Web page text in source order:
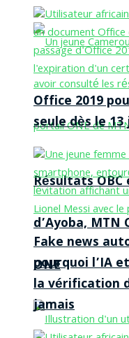
Résultats
d’Ayoba,
ONE
Office 2019
seule dès le
Fake news
pourquoi l’IA
la vérification
jamais